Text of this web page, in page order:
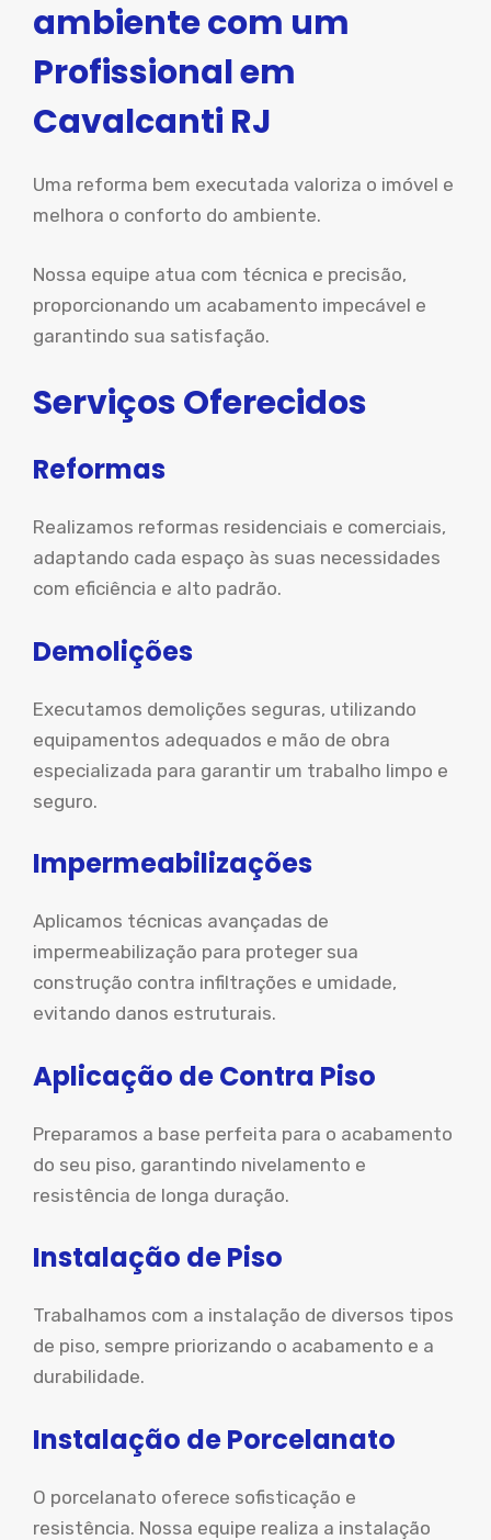
ambiente com um
Profissional em
Cavalcanti RJ
Uma reforma bem executada valoriza o imóvel e
melhora o conforto do ambiente.
Nossa equipe atua com técnica e precisão,
proporcionando um acabamento impecável e
garantindo sua satisfação.
Serviços Oferecidos
Reformas
Realizamos reformas residenciais e comerciais,
adaptando cada espaço às suas necessidades
com eficiência e alto padrão.
Demolições
Executamos demolições seguras, utilizando
equipamentos adequados e mão de obra
especializada para garantir um trabalho limpo e
seguro.
Impermeabilizações
Aplicamos técnicas avançadas de
impermeabilização para proteger sua
construção contra infiltrações e umidade,
evitando danos estruturais.
Aplicação de Contra Piso
Preparamos a base perfeita para o acabamento
do seu piso, garantindo nivelamento e
resistência de longa duração.
Instalação de Piso
Trabalhamos com a instalação de diversos tipos
de piso, sempre priorizando o acabamento e a
durabilidade.
Instalação de Porcelanato
O porcelanato oferece sofisticação e
resistência. Nossa equipe realiza a instalação